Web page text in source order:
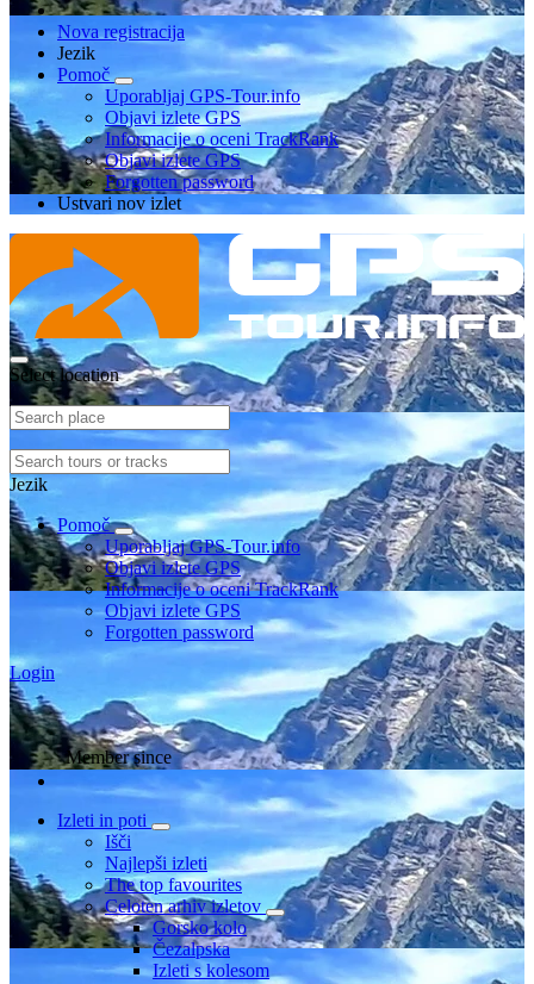
Nova registracija
Jezik
Pomoč
Uporabljaj GPS-Tour.info
Objavi izlete GPS
Informacije o oceni TrackRank
Objavi izlete GPS
Forgotten password
Ustvari nov izlet
Select location
Jezik
Pomoč
Uporabljaj GPS-Tour.info
Objavi izlete GPS
Informacije o oceni TrackRank
Objavi izlete GPS
Forgotten password
Login
Member since
Izleti in poti
Išči
Najlepši izleti
The top favourites
Celoten arhiv izletov
Gorsko kolo
Čezalpska
Izleti s kolesom